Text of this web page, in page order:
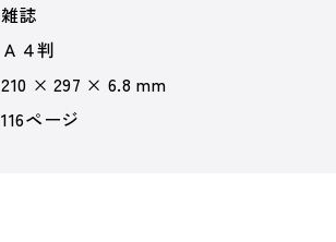
雑誌
Ａ４判
210 × 297 × 6.8 mm
116ページ